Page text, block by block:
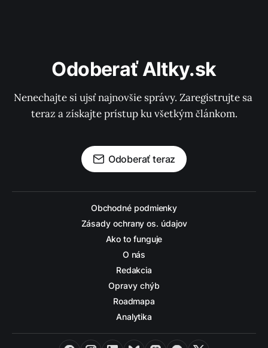
Odoberať Altky.sk
Nenechajte si ujsť najnovšie správy. Zaregistrujte sa
teraz a získajte prístup ku všetkým článkom.
Odoberať teraz
Obchodné podmienky
Zásady ochrany os. údajov
Ako to funguje
O nás
Redakcia
Opravy chýb
Roadmapa
Analytika